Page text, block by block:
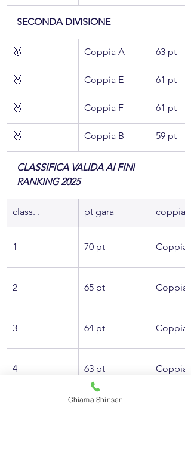
SECONDA DIVISIONE
🥇 Coppia A 63 pt
🥈 Coppia E 61 pt
🥈 Coppia F 61 pt
🥉 Coppia B 59 pt
CLASSIFICA VALIDA AI FINI
RANKING 2025
class. . pt gara coppia
1 70 pt Coppia C
2 65 pt Coppia D
3 64 pt Coppia G
4 63 pt Coppia A
Chiama Shinsen